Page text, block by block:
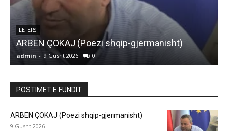
MOS E TURBULLONI ZEMRËN DHE SHPIRTIN
TUAJ NGA FURTUNAT E BOTËS
admin - 9 Gusht 2026 0
POSTIMET E FUNDIT
ARBEN ÇOKAJ (Poezi shqip-gjermanisht)
9 Gusht 2026